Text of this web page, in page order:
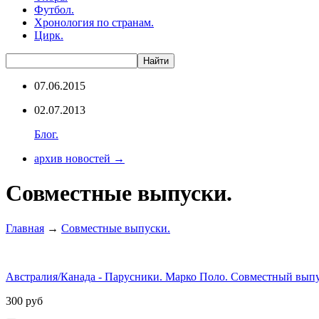
Футбол.
Хронология по странам.
Цирк.
07.06.2015
02.07.2013
Блог.
архив новостей →
Совместные выпуски.
Главная → Совместные выпуски.
Австралия/Канада - Парусники. Марко Поло. Совместный
300 руб